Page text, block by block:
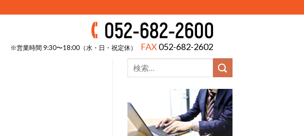
※営業時間 9:30〜18:00（水・日・祝定休） FAX 052-682-2602